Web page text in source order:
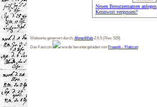
Neuen Benutzernamen anlegen
Kennwort vergessen?
Webseite generiert durch: AhnenWeb 2.6.5 (Rev. 529)
Das Favicon
wurde heruntergeladen von Freepik - Flaticon